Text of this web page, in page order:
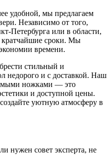
удобной, мы предлагаем
Независимо от того,
Петербурга или в области,
кратчайшие сроки. Мы
времени.
стильный и
недорого и с доставкой. Наш
ножками — это
и доступной цены.
уютную атмосферу в
нужен совет эксперта, не